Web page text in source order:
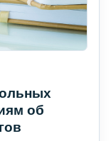
об